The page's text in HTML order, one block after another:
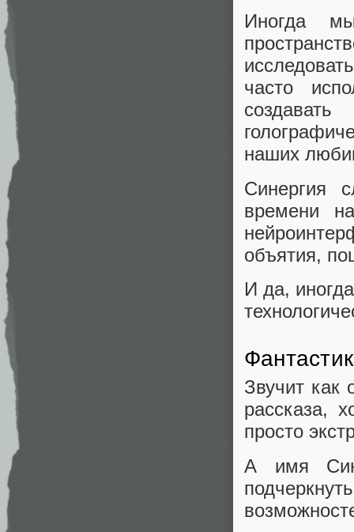
Иногда
часто
наших
Синергия
времени
объятия,
И да,
Звучит как
рассказа,
просто
А имя